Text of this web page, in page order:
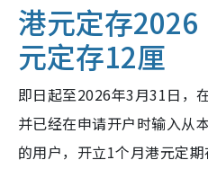
港元定存
元定存12厘
即日起至2026年3月31日，
并已经在申请开户时输入从
的用户，开立1个月港元定